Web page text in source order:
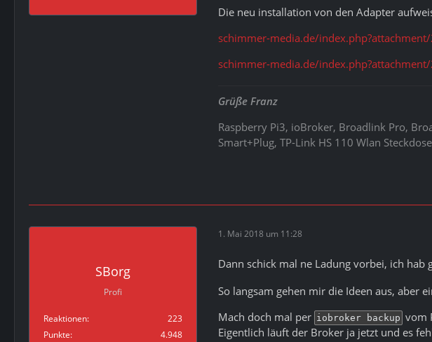
Die neu installation von den Adapter
schimmer-media.de/
schimmer-media.de/
Grüße Franz
Raspberry Pi3, ioBroker, Broadlink Pro,
Smart+Plug, TP-Link HS 110 Wlan
SBorg
Profi
Reaktionen
223
Punkte
4.948
1. Mai 2018 um 11:28
Dann schick mal ne Ladung vorbei, ich hab
So langsam gehen mir die Ideen aus, aber
Mach doch mal per iobroker backup vom
Eigentlich läuft der Broker ja jetzt und es